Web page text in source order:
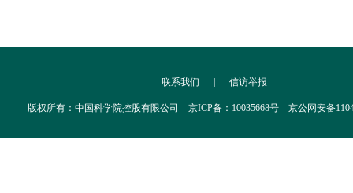
联系我们 信访举报
版权所有：中国科学院控股有限公司 京ICP备：10035668号 京公网安备